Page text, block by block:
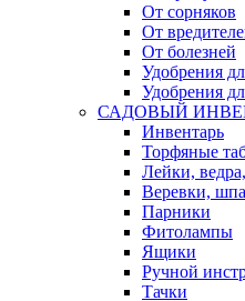
От сорняков
От
От болезней
Удобрения
Удобрения
САДОВЫЙ
Инвентарь
Торфяные
Лейки,
Веревки,
Парники
Фитолампы
Ящики
Ручной
Тачки